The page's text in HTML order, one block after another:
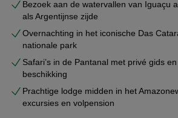
Bezoek aan de watervallen van Iguaçu
als Argentijnse zijde
Overnachting in het iconische Das
nationale park
Safari’s in de Pantanal met privé gids
beschikking
Prachtige lodge midden in het
excursies en volpension